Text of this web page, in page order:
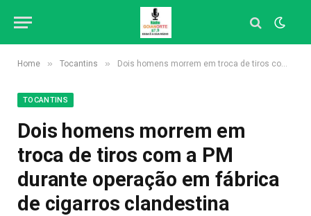
Home » Tocantins » Dois homens morrem em troca de tiros com a PM durante operação em fábrica de cigarros clandestina
TOCANTINS
Dois homens morrem em
troca de tiros com a PM
durante operação em fábrica
de cigarros clandestina